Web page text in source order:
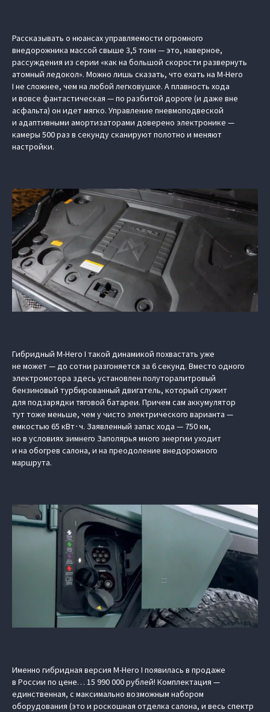
Рассказывать о нюансах управляемости огромного
внедорожника массой свыше 3,5 тонн — это, наверное,
рассуждения из серии «как на большой скорости развернуть
атомный ледокол». Можно лишь сказать, что ехать на M-Hero
I не сложнее, чем на любой легковушке. А плавность хода
и вовсе фантастическая — по разбитой дороге (и даже вне
асфальта) он идет мягко. Управление пневмоподвеской
и адаптивными амортизаторами доверено электронике —
камеры 500 раз в секунду сканируют полотно и меняют
настройки.
Гибридный M-Hero I такой динамикой похвастать уже
не может — до сотни разгоняется за 6 секунд. Вместо одного
электромотора здесь установлен полуторалитровый
бензиновый турбированный двигатель, который служит
для подзарядки тяговой батареи. Причем сам аккумулятор
тут тоже меньше, чем у чисто электрического варианта —
емкостью 65 кВт∙ч. Заявленный запас хода — 750 км,
но в условиях зимнего Заполярья много энергии уходит
и на обогрев салона, и на преодоление внедорожного
маршрута.
Именно гибридная версия M-Hero I появилась в продаже
в России по цене… 15 990 000 рублей! Комплектация —
единственная, с максимально возможным набором
оборудования (это и роскошная отделка салона, и весь спектр